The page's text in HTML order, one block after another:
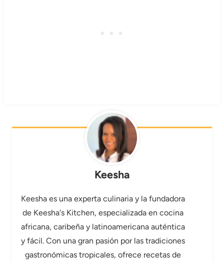
Keesha
Keesha es una experta culinaria y la fundadora
de Keesha's Kitchen, especializada en cocina
africana, caribeña y latinoamericana auténtica
y fácil. Con una gran pasión por las tradiciones
gastronómicas tropicales, ofrece recetas de